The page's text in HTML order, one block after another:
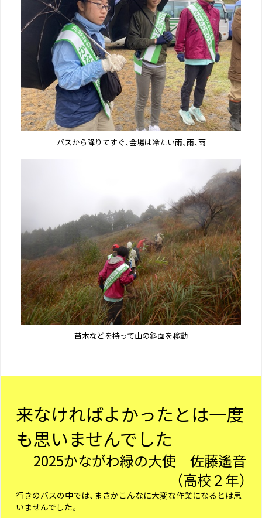
バスから降りてすぐ、会場は冷たい雨、雨、雨
苗木などを持って山の斜面を移動
来なければよかったとは一度
も思いませんでした
2025かながわ緑の大使 佐藤遙音
（高校２年）
行きのバスの中では、まさかこんなに大変な作業になるとは思
いませんでした。